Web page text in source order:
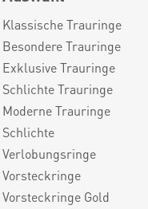
Klassische Trauringe
Besondere Trauringe
Exklusive Trauringe
Schlichte Trauringe
Moderne Trauringe
Schlichte
Verlobungsringe
Vorsteckringe
Vorsteckringe Gold